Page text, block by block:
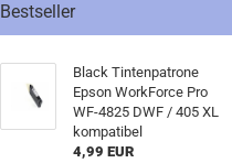
Bestseller
Black Tintenpatrone
Epson WorkForce Pro
WF-4825 DWF / 405 XL
kompatibel
4,99 EUR